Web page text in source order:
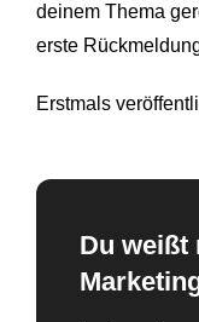
deinem Thema
erste
Erstmals
Du weißt